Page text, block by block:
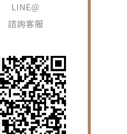
LINE@
諮詢客服